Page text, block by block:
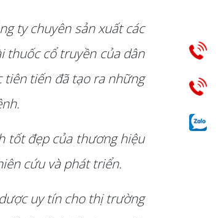
ty chuyên sản xuất các
thuốc cổ truyền của dân
tiên tiến đã tạo ra những
tốt đẹp của thương hiệu
cứu và phát triển.
uy tín cho thị trường